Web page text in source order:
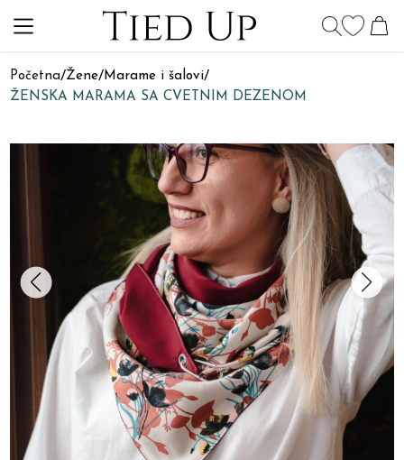
Početna/Žene/Marame i šalovi/
ŽENSKA MARAMA SA CVETNIM DEZENOM